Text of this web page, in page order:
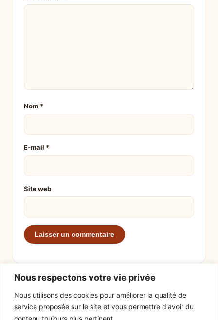
Nous respectons votre vie privée
Nous utilisons des cookies pour améliorer la qualité de
service proposée sur le site et vous permettre d'avoir du
contenu toujours plus pertinent.
Nom *
E-mail *
Site web